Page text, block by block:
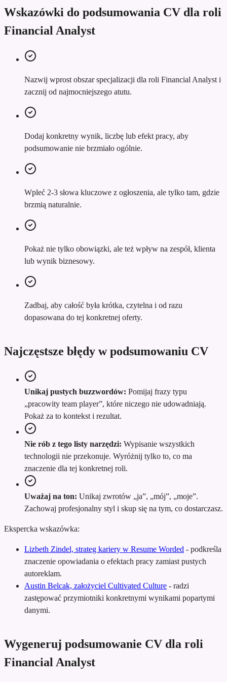
Wskazówki do podsumowania CV dla roli
Financial Analyst
Nazwij wprost obszar specjalizacji dla roli Financial Analyst i
zacznij od najmocniejszego atutu.
Dodaj konkretny wynik, liczbę lub efekt pracy, aby
podsumowanie nie brzmiało ogólnie.
Wpleć 2-3 słowa kluczowe z ogłoszenia, ale tylko tam, gdzie
brzmią naturalnie.
Pokaż nie tylko obowiązki, ale też wpływ na zespół, klienta
lub wynik biznesowy.
Zadbaj, aby całość była krótka, czytelna i od razu
dopasowana do tej konkretnej oferty.
Najczęstsze błędy w podsumowaniu CV
Unikaj pustych buzzwordów: Pomijaj frazy typu
„pracowity team player”, które niczego nie udowadniają.
Pokaż za to kontekst i rezultat.
Nie rób z tego listy narzędzi: Wypisanie wszystkich
technologii nie przekonuje. Wyróżnij tylko to, co ma
znaczenie dla tej konkretnej roli.
Uważaj na ton: Unikaj zwrotów „ja”, „mój”, „moje”.
Zachowaj profesjonalny styl i skup się na tym, co dostarczasz.
Ekspercka wskazówka:
Lizbeth Zindel, strateg kariery w Resume Worded - podkreśla
znaczenie opowiadania o efektach pracy zamiast pustych
autoreklam.
Austin Belcak, założyciel Cultivated Culture - radzi
zastępować przymiotniki konkretnymi wynikami popartymi
danymi.
Wygeneruj podsumowanie CV dla roli
Financial Analyst